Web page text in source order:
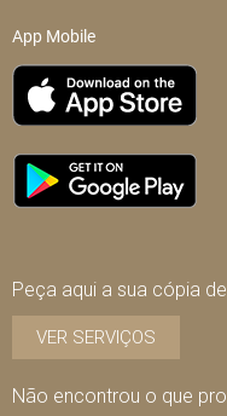
App Mobile
Peça aqui a sua cópia
VER SERVIÇOS
Não encontrou o que